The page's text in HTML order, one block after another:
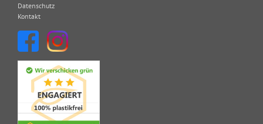
Datenschutz
Kontakt